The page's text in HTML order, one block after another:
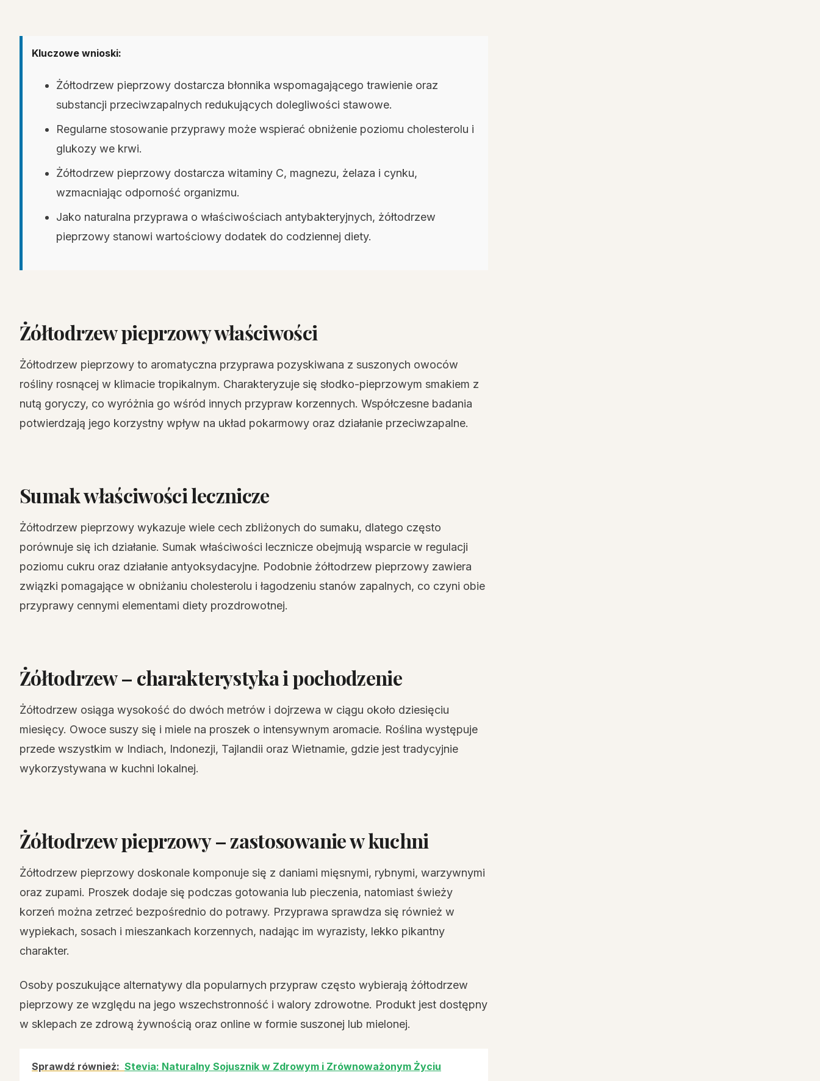
Kluczowe wnioski:
Żółtodrzew pieprzowy dostarcza błonnika wspomagającego trawienie oraz
substancji przeciwzapalnych redukujących dolegliwości stawowe.
Regularne stosowanie przyprawy może wspierać obniżenie poziomu cholesterolu i
glukozy we krwi.
Żółtodrzew pieprzowy dostarcza witaminy C, magnezu, żelaza i cynku,
wzmacniając odporność organizmu.
Jako naturalna przyprawa o właściwościach antybakteryjnych, żółtodrzew
pieprzowy stanowi wartościowy dodatek do codziennej diety.
Żółtodrzew pieprzowy właściwości
Żółtodrzew pieprzowy to aromatyczna przyprawa pozyskiwana z suszonych owoców
rośliny rosnącej w klimacie tropikalnym. Charakteryzuje się słodko-pieprzowym smakiem z
nutą goryczy, co wyróżnia go wśród innych przypraw korzennych. Współczesne badania
potwierdzają jego korzystny wpływ na układ pokarmowy oraz działanie przeciwzapalne.
Sumak właściwości lecznicze
Żółtodrzew pieprzowy wykazuje wiele cech zbliżonych do sumaku, dlatego często
porównuje się ich działanie. Sumak właściwości lecznicze obejmują wsparcie w regulacji
poziomu cukru oraz działanie antyoksydacyjne. Podobnie żółtodrzew pieprzowy zawiera
związki pomagające w obniżaniu cholesterolu i łagodzeniu stanów zapalnych, co czyni obie
przyprawy cennymi elementami diety prozdrowotnej.
Żółtodrzew – charakterystyka i pochodzenie
Żółtodrzew osiąga wysokość do dwóch metrów i dojrzewa w ciągu około dziesięciu
miesięcy. Owoce suszy się i miele na proszek o intensywnym aromacie. Roślina występuje
przede wszystkim w Indiach, Indonezji, Tajlandii oraz Wietnamie, gdzie jest tradycyjnie
wykorzystywana w kuchni lokalnej.
Żółtodrzew pieprzowy – zastosowanie w kuchni
Żółtodrzew pieprzowy doskonale komponuje się z daniami mięsnymi, rybnymi, warzywnymi
oraz zupami. Proszek dodaje się podczas gotowania lub pieczenia, natomiast świeży
korzeń można zetrzeć bezpośrednio do potrawy. Przyprawa sprawdza się również w
wypiekach, sosach i mieszankach korzennych, nadając im wyrazisty, lekko pikantny
charakter.
Osoby poszukujące alternatywy dla popularnych przypraw często wybierają żółtodrzew
pieprzowy ze względu na jego wszechstronność i walory zdrowotne. Produkt jest dostępny
w sklepach ze zdrową żywnością oraz online w formie suszonej lub mielonej.
Sprawdź również: Stevia: Naturalny Sojusznik w Zdrowym i Zrównoważonym Życiu